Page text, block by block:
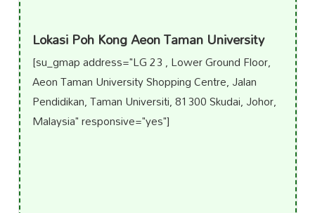
Lokasi Poh Kong Aeon Taman University
[su_gmap address="LG 23 , Lower Ground Floor,
Aeon Taman University Shopping Centre, Jalan
Pendidikan, Taman Universiti, 81300 Skudai, Johor,
Malaysia" responsive="yes"]